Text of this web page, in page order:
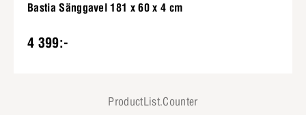
Bastia Sänggavel 181 x 60 x 4 cm
4 399:-
ProductList.Counter